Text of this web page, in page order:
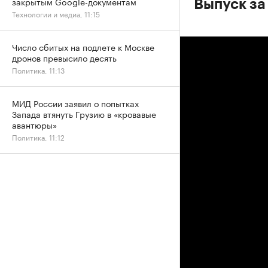
Выпуск
Технологии и медиа, 11:15
Число сбитых на подлете к Москве
дронов превысило десять
Политика, 11:13
МИД России заявил о попытках
Запада втянуть Грузию в «кровавые
авантюры»
Политика, 11:12